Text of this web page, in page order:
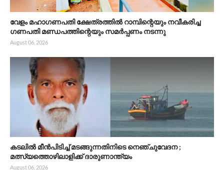
വേളം മഹാഗണപതി ക്ഷേത്രത്തിൽ റാമ്പിന്റെയും നവീകരിച്ച
ഗണപതി മണ്ഡപത്തിന്റെയും സമർപ്പണം നടന്നു
August 06, 2026
കടലിൽ മീൻപിടിച്ച് മടങ്ങുന്നതിനിടെ നെഞ്ചുവേദന ;
മത്സ്യത്തൊഴിലാളിക്ക് ദാരുണാന്ത്യം
August 06, 2026